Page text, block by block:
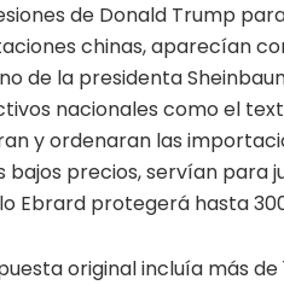
de Donald Trump
chinas, aparecían
de la presidenta
nacionales como el
y ordenaran las
bajos precios, servían para
Ebrard protegerá hasta
original incluía más